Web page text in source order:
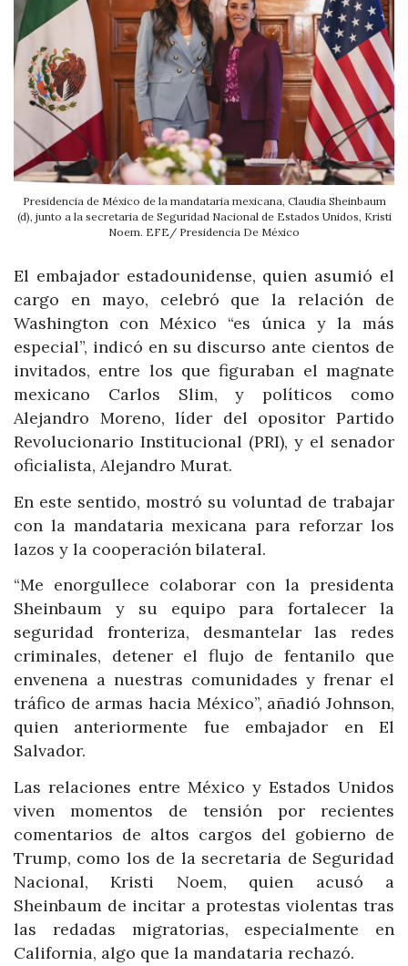
Presidencia de México de la mandataria mexicana, Claudia Sheinbaum
(d), junto a la secretaria de Seguridad Nacional de Estados Unidos, Kristi
Noem. EFE/ Presidencia De México
El embajador estadounidense, quien asumió el
cargo en mayo, celebró que la relación de
Washington con México “es única y la más
especial”, indicó en su discurso ante cientos de
invitados, entre los que figuraban el magnate
mexicano Carlos Slim, y políticos como
Alejandro Moreno, líder del opositor Partido
Revolucionario Institucional (PRI), y el senador
oficialista, Alejandro Murat.
En este sentido, mostró su voluntad de trabajar
con la mandataria mexicana para reforzar los
lazos y la cooperación bilateral.
“Me enorgullece colaborar con la presidenta
Sheinbaum y su equipo para fortalecer la
seguridad fronteriza, desmantelar las redes
criminales, detener el flujo de fentanilo que
envenena a nuestras comunidades y frenar el
tráfico de armas hacia México”, añadió Johnson,
quien anteriormente fue embajador en El
Salvador.
Las relaciones entre México y Estados Unidos
viven momentos de tensión por recientes
comentarios de altos cargos del gobierno de
Trump, como los de la secretaria de Seguridad
Nacional, Kristi Noem, quien acusó a
Sheinbaum de incitar a protestas violentas tras
las redadas migratorias, especialmente en
California, algo que la mandataria rechazó.